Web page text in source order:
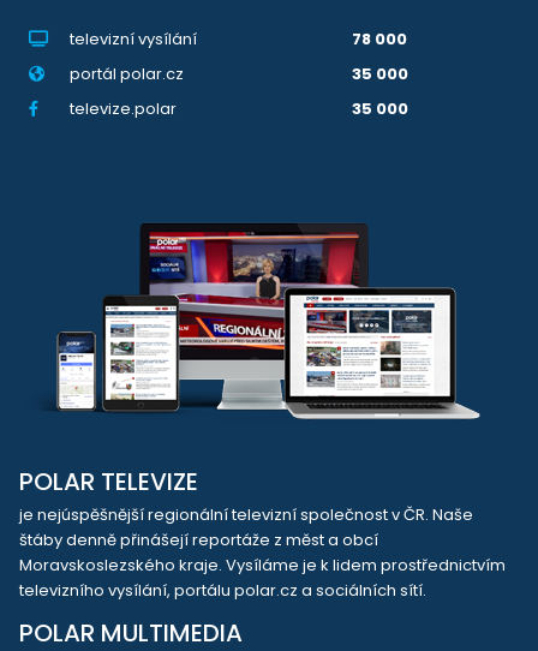
televizní vysílání
78 000
portál polar.cz
35 000
televize.polar
35 000
POLAR TELEVIZE
je nejúspěšnější regionální televizní společnost v ČR. Naše
štáby denně přinášejí reportáže z měst a obcí
Moravskoslezského kraje. Vysíláme je k lidem prostřednictvím
televizního vysílání, portálu polar.cz a sociálních sítí.
POLAR MULTIMEDIA